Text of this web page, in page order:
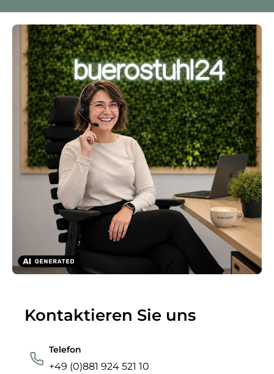
Kontaktieren Sie uns
Telefon
+49 (0)881 924 521 10